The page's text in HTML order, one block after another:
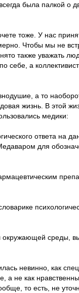
была палкой о
тоже. У нас
Чтобы мы не
также уважать
а
а то
жизнь. В этой
медики:
ответа на
для
окружающей среды,
невинно, как
а не как
то есть, не